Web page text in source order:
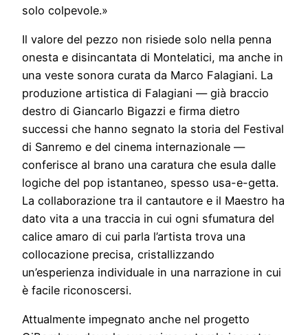
solo colpevole.»
Il valore del pezzo non risiede solo nella penna
onesta e disincantata di Montelatici, ma anche in
una veste sonora curata da Marco Falagiani. La
produzione artistica di Falagiani — già braccio
destro di Giancarlo Bigazzi e firma dietro
successi che hanno segnato la storia del Festival
di Sanremo e del cinema internazionale —
conferisce al brano una caratura che esula dalle
logiche del pop istantaneo, spesso usa-e-getta.
La collaborazione tra il cantautore e il Maestro ha
dato vita a una traccia in cui ogni sfumatura del
calice amaro di cui parla l’artista trova una
collocazione precisa, cristallizzando
un’esperienza individuale in una narrazione in cui
è facile riconoscersi.
Attualmente impegnato anche nel progetto